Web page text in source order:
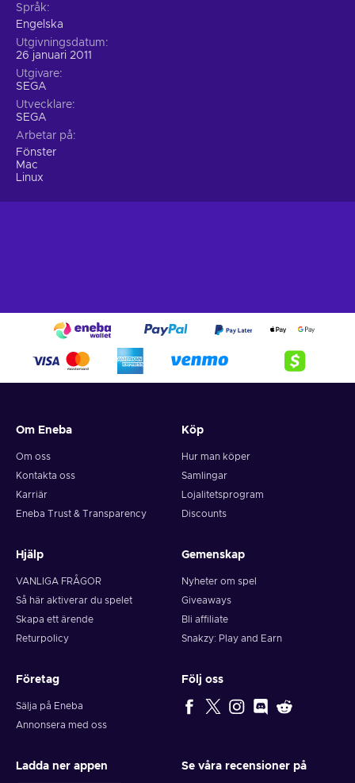
Språk
Engelska
Utgivningsdatum
26 januari 2011
Utgivare
SEGA
Utvecklare
SEGA
Arbetar på
Fönster
Mac
Linux
Om Eneba
Om oss
Kontakta oss
Karriär
Eneba Trust & Transparency
Köp
Hur man köper
Samlingar
Lojalitetsprogram
Discounts
Hjälp
VANLIGA FRÅGOR
Så här aktiverar du spelet
Skapa ett ärende
Returpolicy
Gemenskap
Nyheter om spel
Giveaways
Bli affiliate
Snakzy: Play and Earn
Företag
Sälja på Eneba
Annonsera med oss
Följ oss
Ladda ner appen Se våra recensioner på